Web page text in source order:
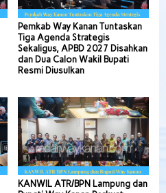
Pemkab Way Kanan Tuntaskan
Tiga Agenda Strategis
Sekaligus, APBD 2027 Disahkan
dan Dua Calon Wakil Bupati
Resmi Diusulkan
KANWIL ATR/BPN Lampung dan